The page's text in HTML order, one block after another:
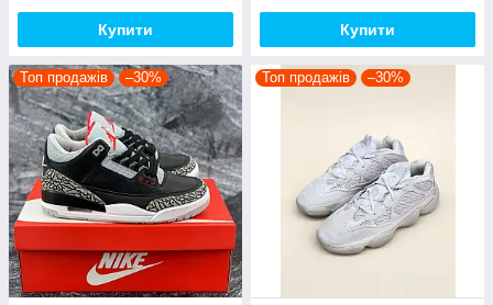
Купити Купити
Топ продажів –30% Топ продажів –30%